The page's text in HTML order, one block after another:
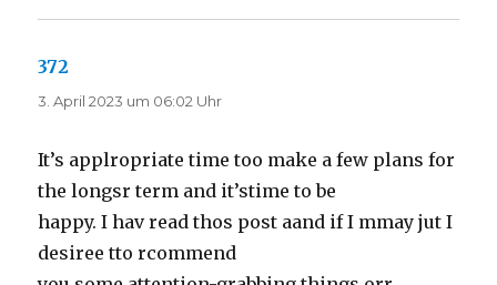
372
3. April 2023 um 06:02 Uhr
It’s applropriate time too make a few plans for
the longsr term and it’stime to be
happy. I hav read thos post aand if I mmay jut I
desiree tto rcommend